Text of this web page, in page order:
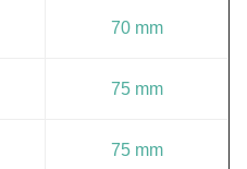
70 mm
75 mm
75 mm